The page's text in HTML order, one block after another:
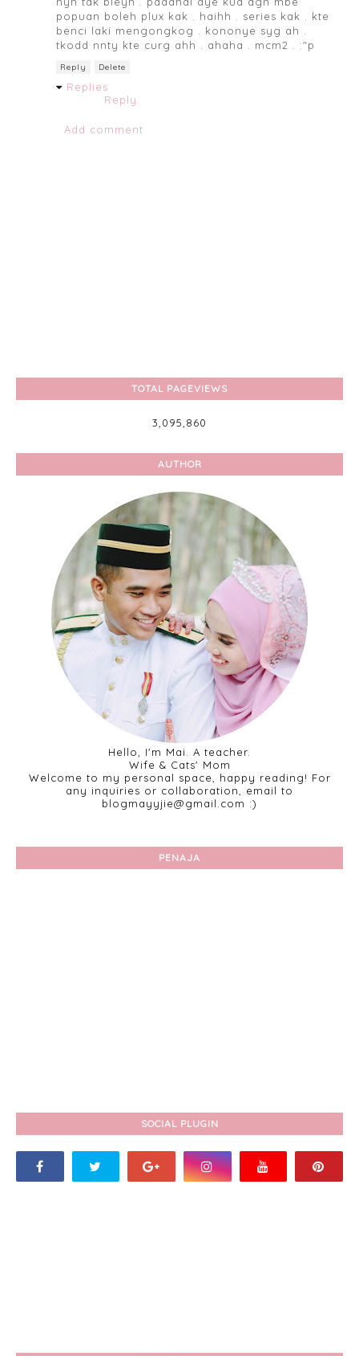
popuan boleh plux kak . haihh . series kak . kte
benci laki mengongkog . kononye syg ah .
tkodd nnty kte curg ahh . ahaha . mcm2 . :"p
Reply Delete
Replies
Reply
Add comment
TOTAL PAGEVIEWS
3,095,860
AUTHOR
Hello, I'm Mai. A teacher.
Wife & Cats' Mom
Welcome to my personal space, happy reading! For
any inquiries or collaboration, email to
blogmayyjie@gmail.com :)
PENAJA
SOCIAL PLUGIN